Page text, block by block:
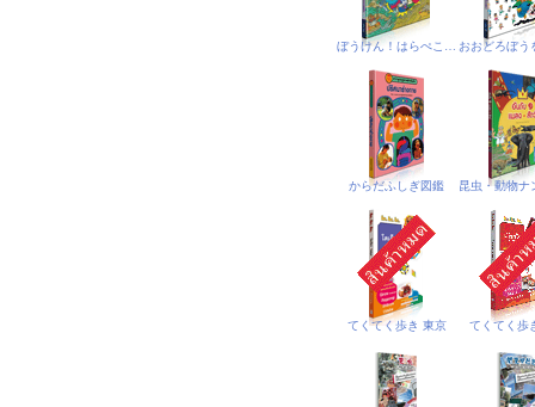
からだふしぎ図鑑
てくてく歩き 東京 てくてく歩